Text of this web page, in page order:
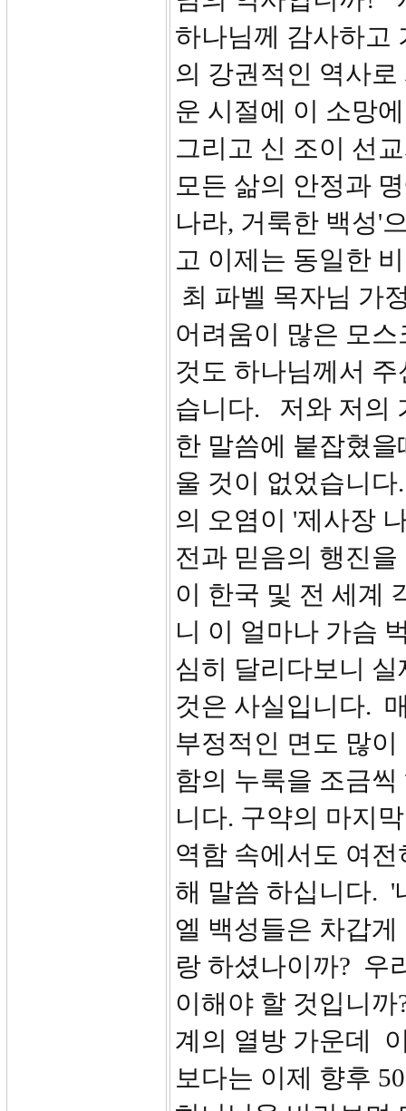
하나님께 감사하고
의 강권적인 역사
운 시절에 이 소망
그리고 신 조이 선
모든 삶의 안정과
나라, 거룩한 백성'
고 이제는 동일한
최 파벨 목자님 가
어려움이 많은 모
것도 하나님께서
습니다. 저와 저의
한 말씀에 붙잡혔
울 것이 없었습니
의 오염이 '제사장
전과 믿음의 행진
이 한국 및 전 세계
니 이 얼마나 가슴
심히 달리다보니
것은 사실입니다.
부정적인 면도 많
함의 누룩을 조금
니다. 구약의 마지
역함 속에서도 여
해 말씀 하십니다. '
엘 백성들은 차갑
랑 하셨나이까? 우
이해야 할 것입니
계의 열방 가운데
보다는 이제 향후